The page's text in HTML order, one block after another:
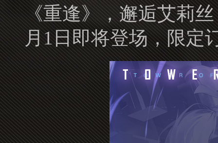
《重逢》，邂逅艾莉
月1日即将登场，限定